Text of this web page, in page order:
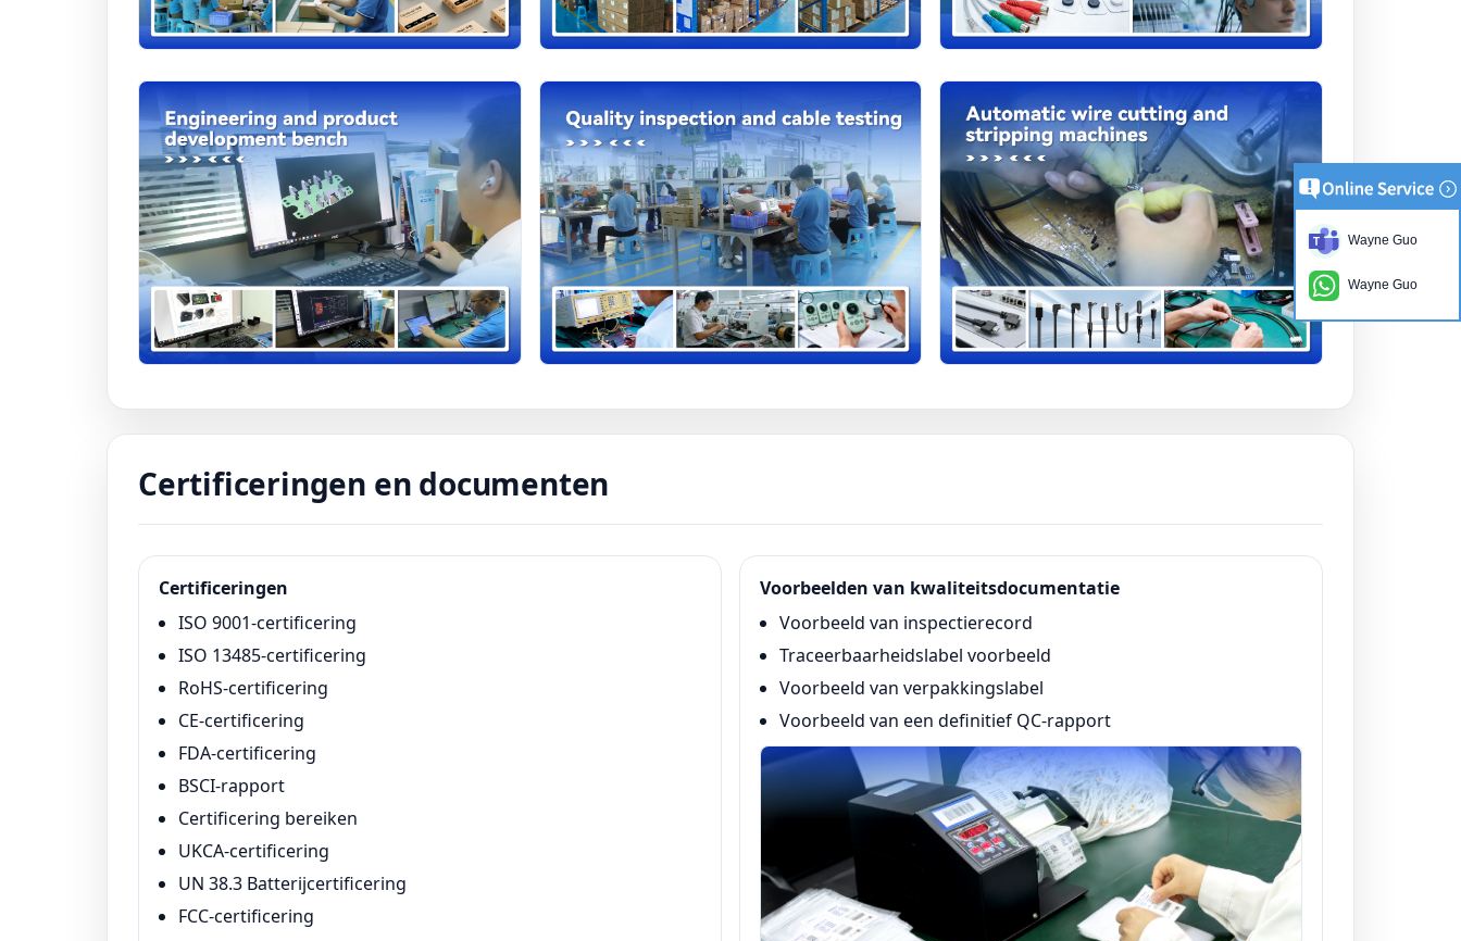
Certificeringen en documenten
Certificeringen
ISO 9001-certificering
ISO 13485-certificering
RoHS-certificering
CE-certificering
FDA-certificering
BSCI-rapport
Certificering bereiken
UKCA-certificering
UN 38.3 Batterijcertificering
FCC-certificering
Voorbeelden van kwaliteitsdocumentatie
Voorbeeld van inspectierecord
Traceerbaarheidslabel voorbeeld
Voorbeeld van verpakkingslabel
Voorbeeld van een definitief QC-rapport
Wayne Guo
Wayne Guo